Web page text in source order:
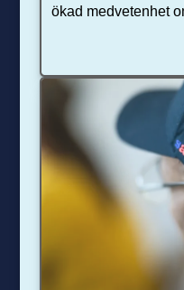
ökad medvetenhet